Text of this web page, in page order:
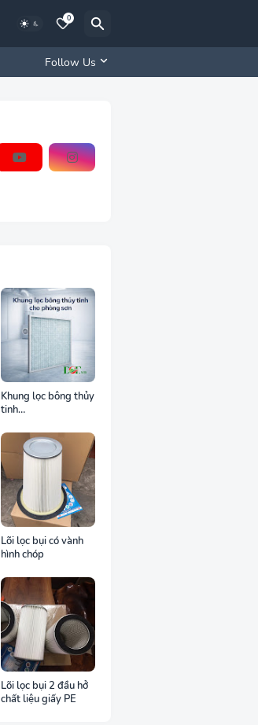
0
Follow Us
Khung lọc bông thủy
tinh
DCF.vn
Lõi lọc bụi có vành
hình chóp
Lõi lọc bụi 2 đầu hở
chất liệu giấy PE